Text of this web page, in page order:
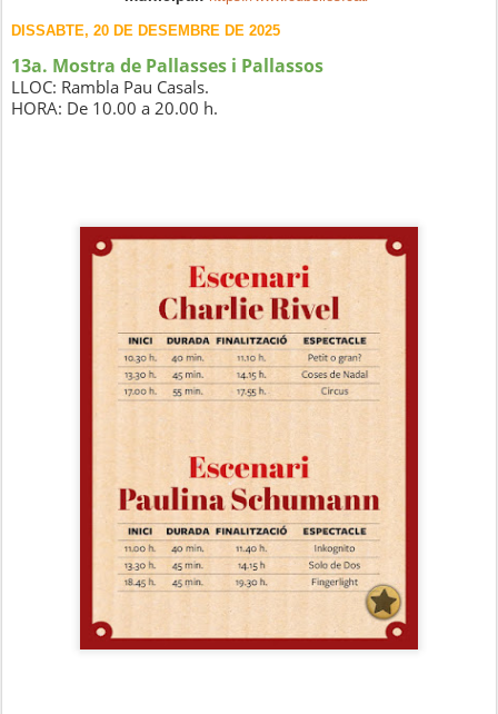
DISSABTE, 20 DE DESEMBRE DE 2025
13a. Mostra de Pallasses i Pallassos
LLOC: Rambla Pau Casals.
HORA: De 10.00 a 20.00 h.